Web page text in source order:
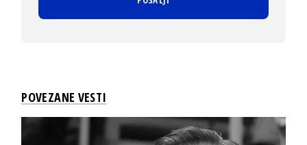
POVEZANE VESTI